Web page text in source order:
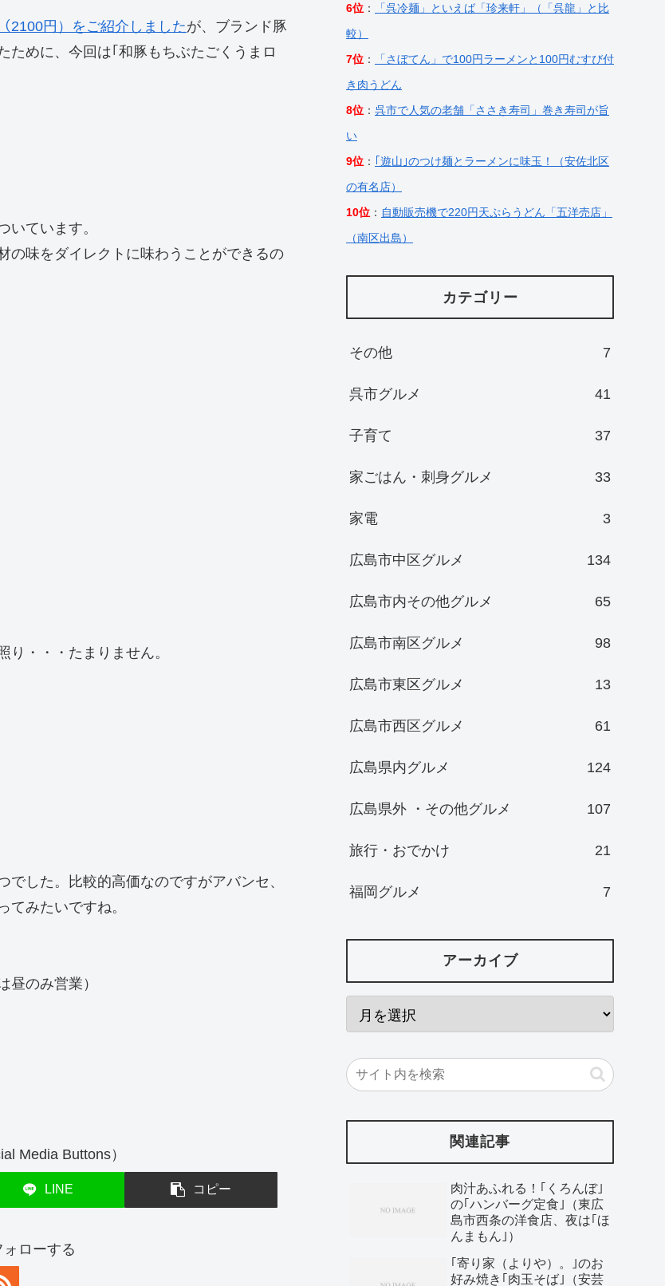
2100円）をご紹介しましたが、ブランド豚
ために、今回は｢和豚もちぶたごくうまロ
いています。
の味をダイレクトに味わうことができるの
・・・たまりません。
した。比較的高価なのですがアバンセ、
てみたいですね。
昼のみ営業）
Media Buttons）
LINE コピー
ローする
6位 ：
「呉冷麺」といえば「珍来軒」（「呉龍」と比
較）
7位 ：
「さぼてん」で100円ラーメンと100円むすび付
き肉うどん
8位 ： 呉市で人気の老舗「ささき寿司」巻き寿司が旨
い
9位 ：
｢遊山｣のつけ麺とラーメンに味玉！（安佐北区
の有名店）
10位 ： 自動販売機で220円天ぷらうどん「五洋売店」
（南区出島）
カテゴリー
その他 7
呉市グルメ 41
子育て 37
家ごはん・刺身グルメ 33
家電 3
広島市中区グルメ 134
広島市内その他グルメ 65
広島市南区グルメ 98
広島市東区グルメ 13
広島市西区グルメ 61
広島県内グルメ 124
広島県外 ・その他グルメ 107
旅行・おでかけ 21
福岡グルメ 7
アーカイブ
関連記事
肉汁あふれる！｢くろんぼ｣
の｢ハンバーグ定食｣（東広
島市西条の洋食店、夜は｢ほ
んまもん｣）
｢寄り家（よりや）。｣のお
好み焼き｢肉玉そば｣（安芸